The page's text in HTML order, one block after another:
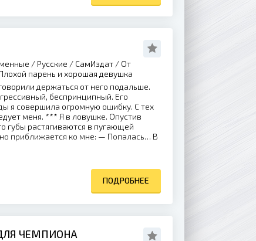
/ Русские / СамИздат / От
парень и хорошая девушка
держаться от него подальше.
беспринципный. Его
я совершила огромную ошибку. С тех
меня. *** Я в ловушке. Опустив
губы растягиваются в пугающей
приближается ко мне: — Попалась… В
ПОДРОБНЕЕ
ЧЕМПИОНА